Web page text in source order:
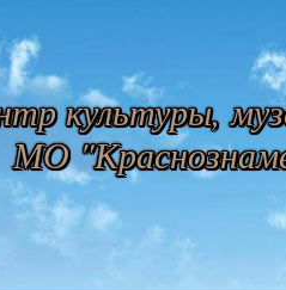
культуры,
МО